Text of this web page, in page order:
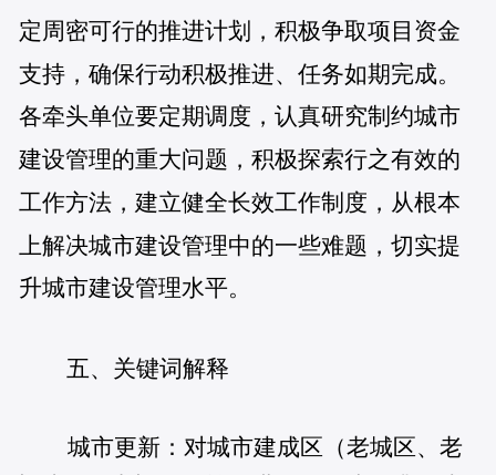
定周密可行的推进计划，积极争取项目资金
支持，确保行动积极推进、任务如期完成。
各牵头单位要定期调度，认真研究制约城市
建设管理的重大问题，积极探索行之有效的
工作方法，建立健全长效工作制度，从根本
上解决城市建设管理中的一些难题，切实提
升城市建设管理水平。
五、关键词解释
城市更新：对城市建成区（老城区、老